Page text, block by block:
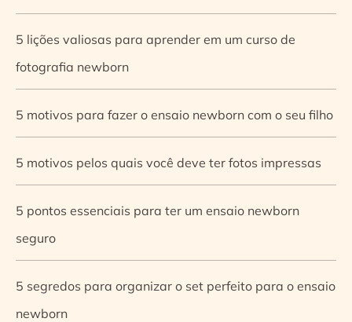
5 lições valiosas para aprender em um curso de
fotografia newborn
5 motivos para fazer o ensaio newborn com o seu filho
5 motivos pelos quais você deve ter fotos impressas
5 pontos essenciais para ter um ensaio newborn
seguro
5 segredos para organizar o set perfeito para o ensaio
newborn